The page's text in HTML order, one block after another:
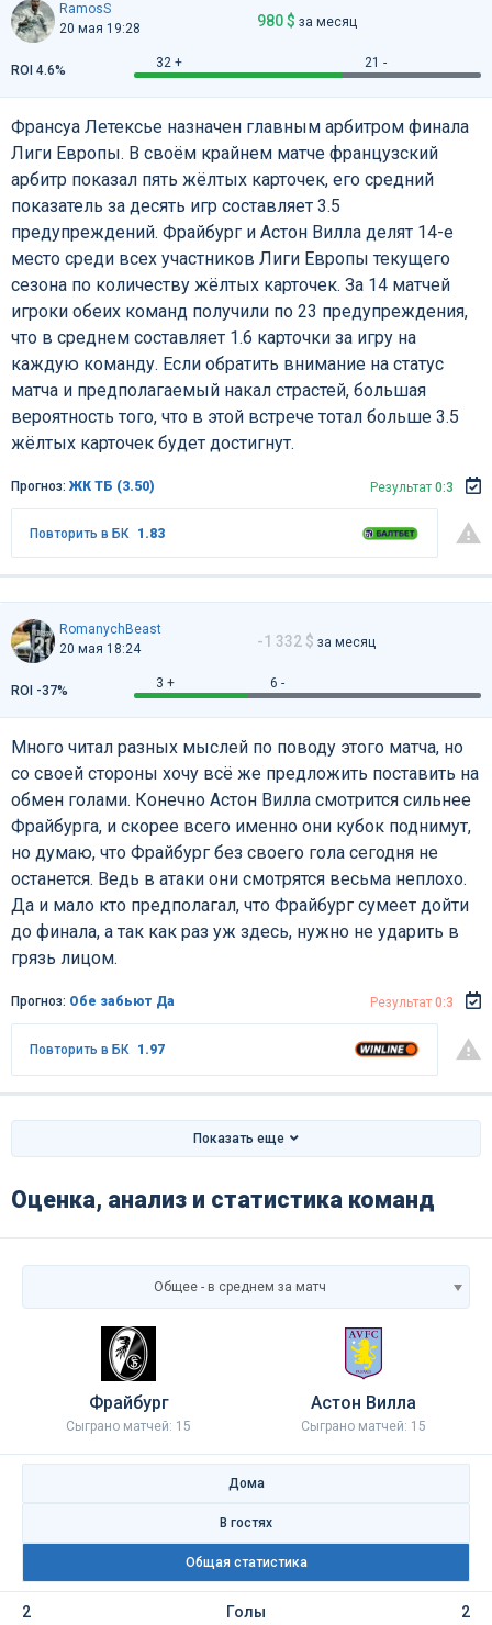
RamosS
20 мая 19:28
980 $ за месяц
32 + 21 -
ROI 4.6%
Франсуа Летексье назначен главным арбитром финала
Лиги Европы. В своём крайнем матче французский
арбитр показал пять жёлтых карточек, его средний
показатель за десять игр составляет 3.5
предупреждений. Фрайбург и Астон Вилла делят 14-е
место среди всех участников Лиги Европы текущего
сезона по количеству жёлтых карточек. За 14 матчей
игроки обеих команд получили по 23 предупреждения,
что в среднем составляет 1.6 карточки за игру на
каждую команду. Если обратить внимание на статус
матча и предполагаемый накал страстей, большая
вероятность того, что в этой встрече тотал больше 3.5
жёлтых карточек будет достигнут.
Прогноз: ЖК ТБ (3.50) Результат 0:3
Повторить в БК 1.83
RomanychBeast
20 мая 18:24
-1 332 $ за месяц
3 + 6 -
ROI -37%
Много читал разных мыслей по поводу этого матча, но
со своей стороны хочу всё же предложить поставить на
обмен голами. Конечно Астон Вилла смотрится сильнее
Фрайбурга, и скорее всего именно они кубок поднимут,
но думаю, что Фрайбург без своего гола сегодня не
останется. Ведь в атаки они смотрятся весьма неплохо.
Да и мало кто предполагал, что Фрайбург сумеет дойти
до финала, а так как раз уж здесь, нужно не ударить в
грязь лицом.
Прогноз: Обе забьют Да Результат 0:3
Повторить в БК 1.97
Показать еще
Оценка, анализ и статистика команд
Фрайбург
Сыграно матчей: 15
Общее - в среднем за матч
Астон Вилла
Сыграно матчей: 15
Дома
В гостях
Общая статистика
2 Голы 2